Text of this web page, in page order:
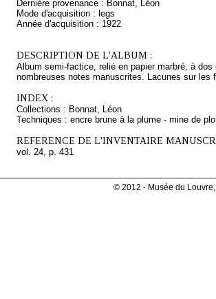
Dernière provenance : Bonnat, Léon
Mode d'acquisition : legs
Année d'acquisition : 1922
DESCRIPTION DE L'ALBUM :
Album semi-factice, relié en papier marbré, à
nombreuses notes manuscrites. Lacunes sur
INDEX :
Collections : Bonnat, Léon
Techniques : encre brune à la plume - mine de
REFERENCE DE L'INVENTAIRE
vol. 24, p. 431
© 2012 - Musée du